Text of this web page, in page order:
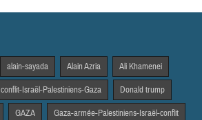
alain-sayada Alain Azria Ali Khamenei
conflit-Israël-Palestiniens-Gaza Donald trump
GAZA Gaza-armée-Palestiniens-Israël-conflit